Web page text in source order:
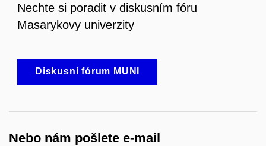
Nechte si poradit v diskusním fóru
Masarykovy univerzity
Diskusní fórum MUNI
Nebo nám pošlete e-mail